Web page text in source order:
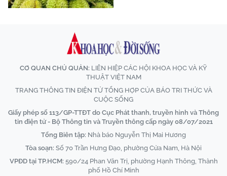
CƠ QUAN CHỦ QUẢN: LIÊN HIỆP CÁC HỘI KHOA HỌC VÀ KỸ
THUẬT VIỆT NAM
TRANG THÔNG TIN ĐIỆN TỬ TỔNG HỢP CỦA BÁO TRI THỨC VÀ
CUỘC SỐNG
Giấy phép số 113/GP-TTĐT do Cục Phát thanh, truyền hình và Thông
tin điện tử - Bộ Thông tin và Truyền thông cấp ngày 08/07/2021
Tổng Biên tập: Nhà báo Nguyễn Thị Mai Hương
Tòa soạn: Số 70 Trần Hưng Đạo, phường Cửa Nam, Hà Nội
VPĐD tại TP.HCM: 590/24 Phan Văn Trị, phường Hạnh Thông, Thành
phố Hồ Chí Minh